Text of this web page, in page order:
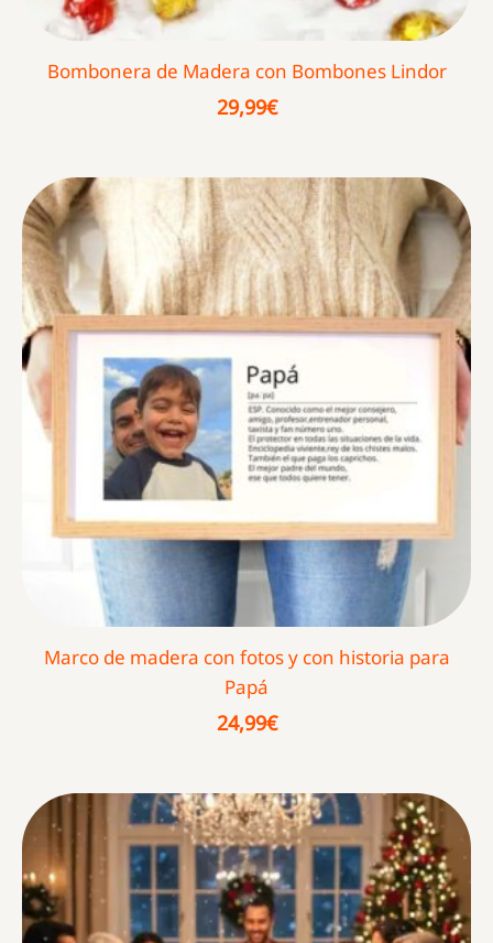
Bombonera de Madera con Bombones Lindor
29,99€
Marco de madera con fotos y con historia para
Papá
24,99€